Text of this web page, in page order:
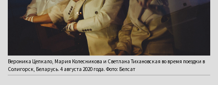
Вероника Цепкало, Мария Колесникова и Светлана Тихановская во время поездки в
Солигорск, Беларусь. 4 августа 2020 года. Фото: Белсат